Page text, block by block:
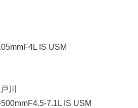
IS USM
川
7.1L IS USM